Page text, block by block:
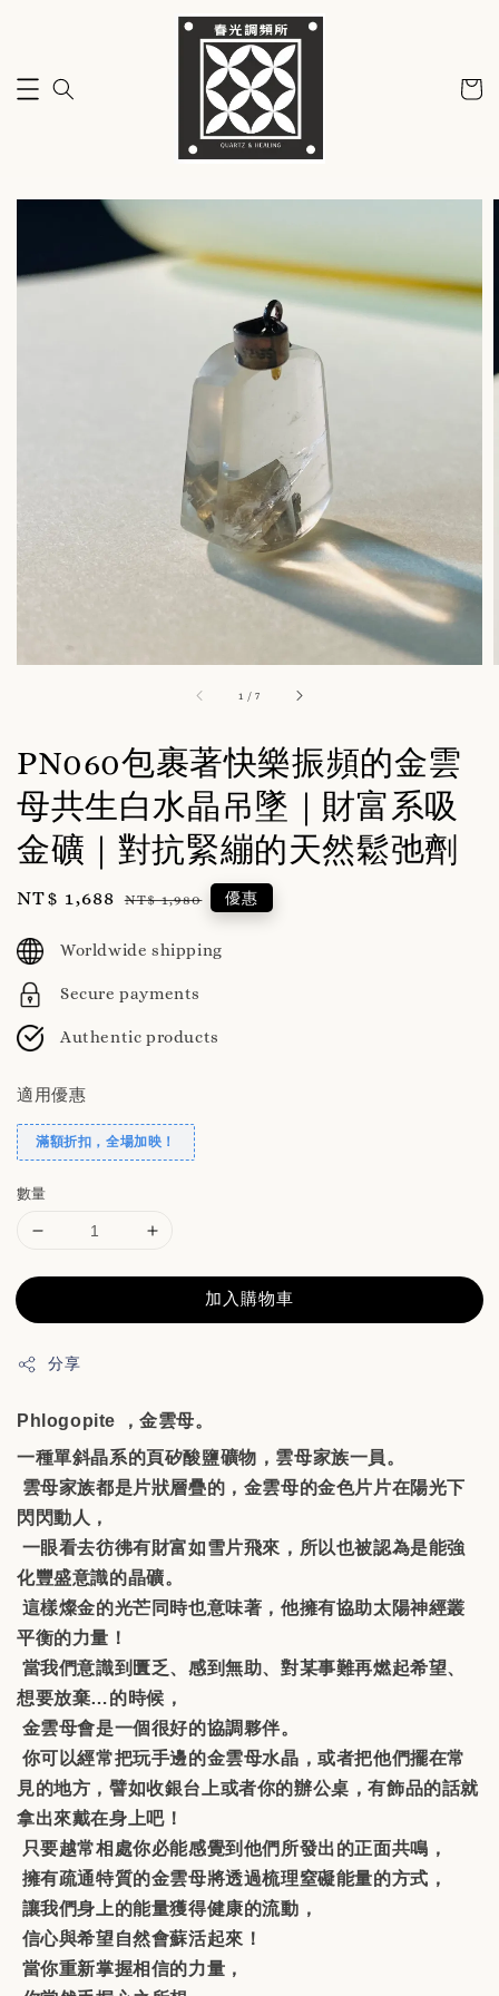
1 /7
PN060包裹著快樂振頻的金雲
母共生白水晶吊墜｜財富系吸
金礦｜對抗緊繃的天然鬆弛劑
Sale
NT$ 1,688 Regular
NT$ 1,980 優惠
Worldwide shipping
Secure payments
Authentic products
適用優惠
滿額折扣，全場加映！
數量
加入購物車
分享
Phlogopite
，金雲母。
一種單斜晶系的頁矽酸鹽礦物，雲母家族一員。
雲母家族都是片狀層疊的，金雲母的金色片片在陽光下
閃閃動人，
一眼看去彷彿有財富如雪片飛來，所以也被認為是能強
化豐盛意識的晶礦。
這樣燦金的光芒同時也意味著，他擁有協助太陽神經叢
平衡的力量！
當我們意識到匱乏、感到無助、對某事難再燃起希望、
想要放棄…的時候，
金雲母會是一個很好的協調夥伴。
你可以經常把玩手邊的金雲母水晶，或者把他們擺在常
見的地方，譬如收銀台上或者你的辦公桌，有飾品的話就
拿出來戴在身上吧！
只要越常相處你必能感覺到他們所發出的正面共鳴，
擁有疏通特質的金雲母將透過梳理窒礙能量的方式，
讓我們身上的能量獲得健康的流動，
信心與希望自然會蘇活起來！
當你重新掌握相信的力量，